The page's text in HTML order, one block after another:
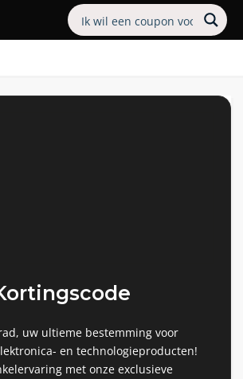
uw ultieme bestemming voor
en technologieproducten!
met onze exclusieve